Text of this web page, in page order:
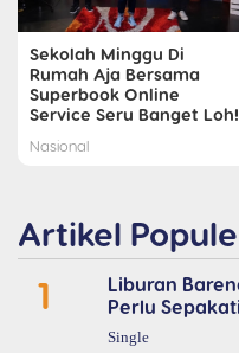
Sekolah Minggu Di
Rumah Aja Bersama
Superbook Online
Service Seru Banget Loh!
Nasional
Artikel
1
Liburan
Perlu
Single